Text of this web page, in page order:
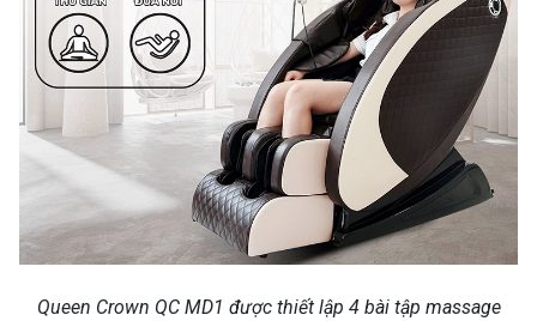
Queen Crown QC MD1 được thiết lập 4 bài tập massage